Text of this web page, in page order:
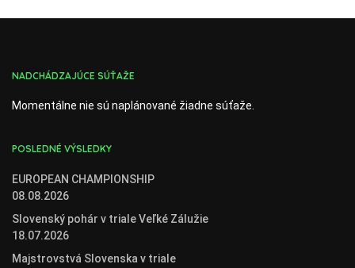
NADCHÁDZAJÚCE SÚŤAŽE
Momentálne nie sú naplánované žiadne súťaže.
POSLEDNÉ VÝSLEDKY
EUROPEAN CHAMPIONSHIP
08.08.2026
Slovenský pohár v triale Veľké Zálužie
18.07.2026
Majstrovstvá Slovenska v triale